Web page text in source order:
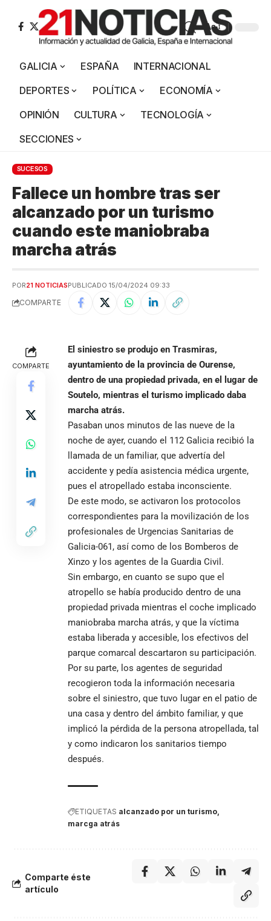
Aa
GALICIA ESPAÑA
INTERNACIONAL
DEPORTES
POLÍTICA
ECONOMÍA
OPINIÓN
CULTURA
TECNOLOGÍA
SECCIONES
SUCESOS
Fallece un hombre tras ser
alcanzado por un turismo
cuando este maniobraba
marcha atrás
POR21 NOTICIASPUBLICADO 15/04/2024 09:33
COMPARTE
COMPARTE
El siniestro se produjo en Trasmiras,
ayuntamiento de la provincia de Ourense,
dentro de una propiedad privada, en el lugar de
Soutelo, mientras el turismo implicado daba
marcha atrás.
Pasaban unos minutos de las nueve de la
noche de ayer, cuando el 112 Galicia recibió la
llamada de un familiar, que advertía del
accidente y pedía asistencia médica urgente,
pues el atropellado estaba inconsciente.
De este modo, se activaron los protocolos
correspondientes para la movilización de los
profesionales de Urgencias Sanitarias de
Galicia-061, así como de los Bomberos de
Xinzo y los agentes de la Guardia Civil.
Sin embargo, en cuanto se supo que el
atropello se había producido dentro de una
propiedad privada mientras el coche implicado
maniobraba marcha atrás, y que la víctima
estaba liberada y accesible, los efectivos del
parque comarcal descartaron su participación.
Por su parte, los agentes de seguridad
recogieron toda la información necesaria
sobre el siniestro, que tuvo lugar en el patio de
una casa y dentro del ámbito familiar, y que
implicó la pérdida de la persona atropellada, tal
y como indicaron los sanitarios tiempo
después.
ETIQUETAS alcanzado por un turismo
marcga atrás
Comparte éste
artículo